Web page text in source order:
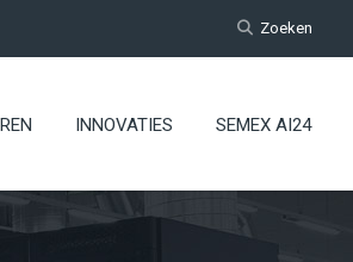
Zoeken
INNOVATIES SEMEX AI24